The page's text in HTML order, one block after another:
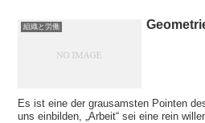
組織と労働
Es ist eine der grausamsten Pointen
uns einbilden, „Arbeit“ sei eine rein